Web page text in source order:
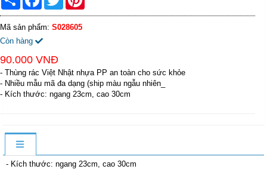
Mã sản phẩm: S028605
Còn hàng
90.000 VNĐ
- Thùng rác Việt Nhật nhựa PP an toàn cho sức khỏe
- Nhiều mẫu mã đa dạng (ship màu ngẫu nhiên_
- Kích thước: ngang 23cm, cao 30cm
- Kích thước: ngang 23cm, cao 30cm